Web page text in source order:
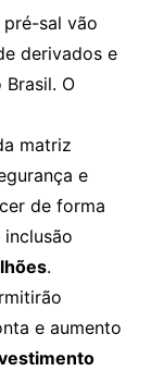
sal vão
derivados e
O
matriz
e
de forma
.
e aumento